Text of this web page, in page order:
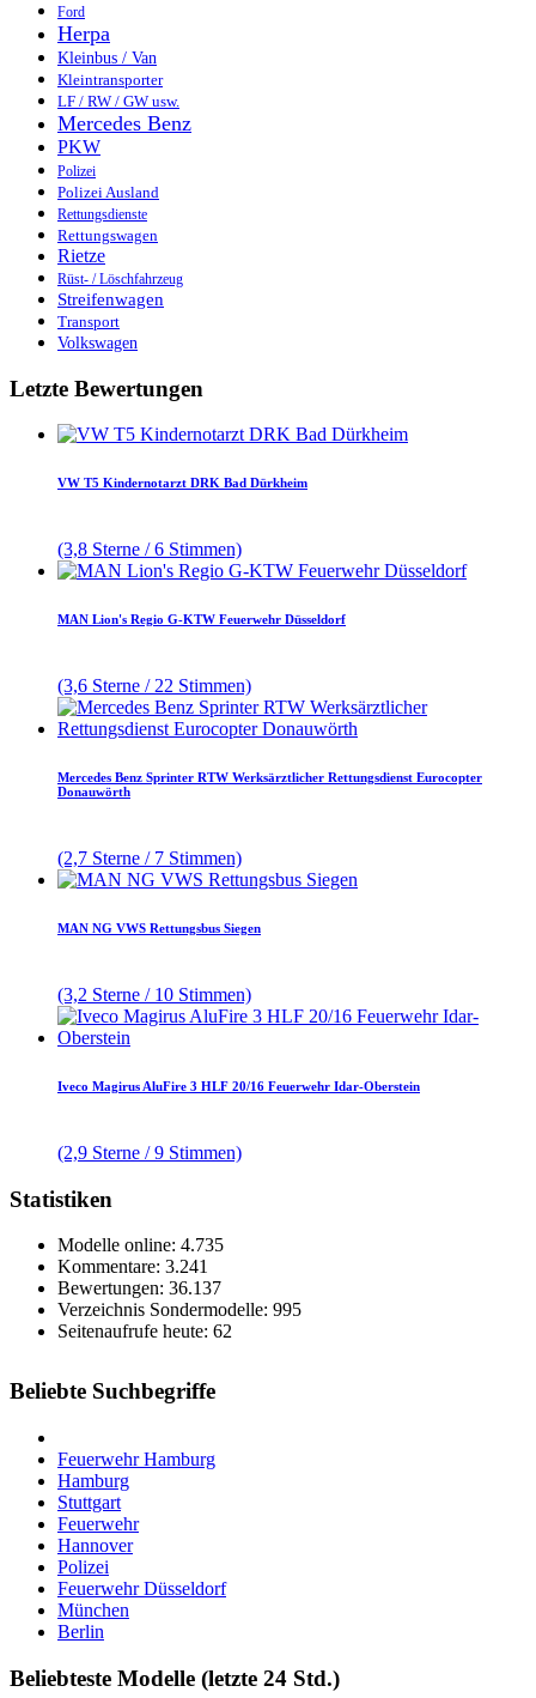
Ford
Herpa
Kleinbus / Van
Kleintransporter
LF / RW / GW usw.
Mercedes Benz
PKW
Polizei
Polizei Ausland
Rettungsdienste
Rettungswagen
Rietze
Rüst- / Löschfahrzeug
Streifenwagen
Transport
Volkswagen
Letzte Bewertungen
VW T5 Kindernotarzt DRK Bad Dürkheim
(3,8 Sterne / 6 Stimmen)
MAN Lion's Regio G-KTW Feuerwehr Düsseldorf
(3,6 Sterne / 22 Stimmen)
Mercedes Benz Sprinter RTW Werksärztlicher Rettungsdienst Eurocopter
Donauwörth
(2,7 Sterne / 7 Stimmen)
MAN NG VWS Rettungsbus Siegen
(3,2 Sterne / 10 Stimmen)
Iveco Magirus AluFire 3 HLF 20/16 Feuerwehr Idar-Oberstein
(2,9 Sterne / 9 Stimmen)
Statistiken
Modelle online: 4.735
Kommentare: 3.241
Bewertungen: 36.137
Verzeichnis Sondermodelle: 995
Seitenaufrufe heute: 62
Beliebte Suchbegriffe
Feuerwehr Hamburg
Hamburg
Stuttgart
Feuerwehr
Hannover
Polizei
Feuerwehr Düsseldorf
München
Berlin
Beliebteste Modelle (letzte 24 Std.)